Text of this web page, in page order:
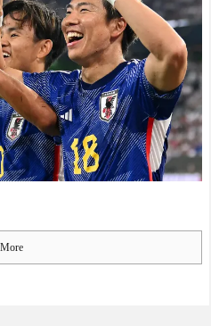
More